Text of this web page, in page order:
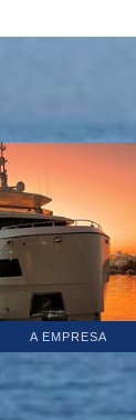
A EMPRESA